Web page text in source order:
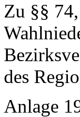
Zu §§
des
Anlage